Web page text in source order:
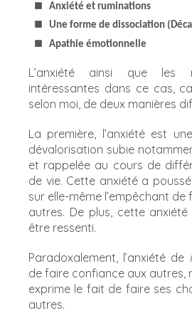
Anxiété et ruminations
Une forme de dissociation
Apathie émotionnelle
L’anxiété ainsi que les
intéressantes dans ce cas,
selon moi, de deux manières
La première, l’anxiété est
dévalorisation subie
et rappelée au cours de
de vie. Cette anxiété a poussé
sur elle-même l’empêchant
autres. De plus, cette
être ressenti.
Paradoxalement, l’anxiété de
de faire confiance aux autres,
exprime le fait de faire ses
autres.